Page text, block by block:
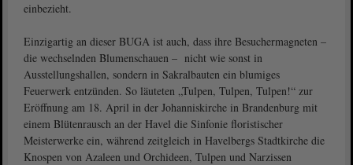
einbezieht.
Einzigartig an dieser BUGA ist auch, dass ihre Besuchermagneten –
die wechselnden Blumenschauen – nicht wie sonst in
Ausstellungshallen, sondern in Sakralbauten ein blumiges
Feuerwerk entzünden. So läuteten „Tulpen, Tulpen, Tulpen!“ zur
Eröffnung am 18. April in der Johanniskirche in Brandenburg mit
einem Blütenrausch an der Havel die Sinfonie floristischer
Meisterwerke ein, während zeitgleich in Havelbergs Stadtkirche die
Knospen von Azaleen und Orchideen, Tulpen und Narzissen